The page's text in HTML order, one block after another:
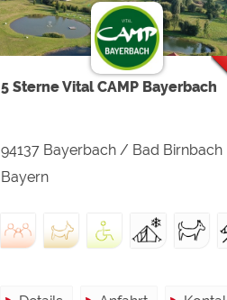
5 Sterne Vital CAMP Bayerbach
94137 Bayerbach / Bad Birnbach
Bayern